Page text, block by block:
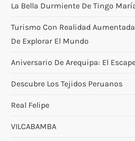
La Bella Durmiente De Tingo
Turismo Con Realidad
De Explorar El Mundo
Aniversario De Arequipa: El
Descubre Los Tejidos Peruanos
Real Felipe
VILCABAMBA